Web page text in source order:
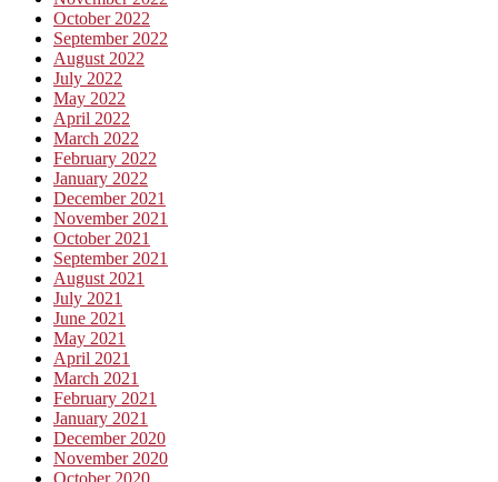
October 2022
September 2022
August 2022
July 2022
May 2022
April 2022
March 2022
February 2022
January 2022
December 2021
November 2021
October 2021
September 2021
August 2021
July 2021
June 2021
May 2021
April 2021
March 2021
February 2021
January 2021
December 2020
November 2020
October 2020